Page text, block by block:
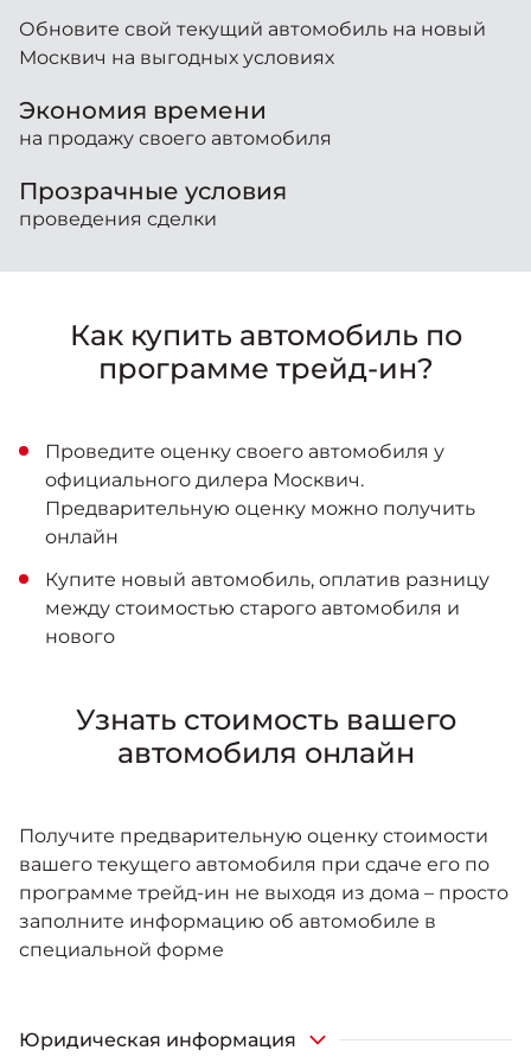
Яркий динамичный седан
от 2 237 000 ₽*
управлением (РУ)
Кроссовер, создающий равные
от 2 069 000 ₽*
Москвич 8
Практичный семиместный
Страховые программы
СЕРВИСНЫЕ АКЦИИ
КОНТАКТЫ
Обновите свой текущий автомобиль на новый
Москвич на выгодных условиях
Экономия времени
на продажу своего автомобиля
Прозрачные условия
проведения сделки
Как купить автомобиль по
программе трейд-ин?
Проведите оценку своего автомобиля у
официального дилера Москвич.
Предварительную оценку можно получить
онлайн
Купите новый автомобиль, оплатив разницу
между стоимостью старого автомобиля и
нового
Узнать стоимость вашего
автомобиля онлайн
Получите предварительную оценку стоимости
вашего текущего автомобиля при сдаче его по
программе трейд-ин не выходя из дома – просто
заполните информацию об автомобиле в
специальной форме
Юридическая информация